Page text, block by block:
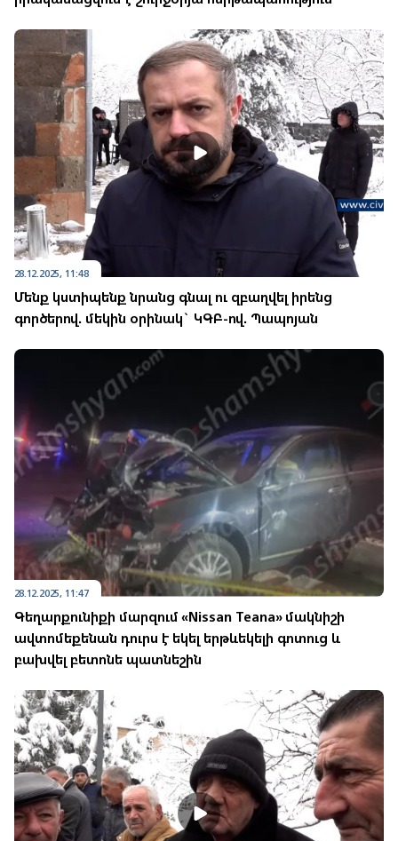
28.12.2025, 11:48
Մենք կստիպենք նրանց գնալ ու զբաղվել իրենց
գործերով. մեկին օրինակ` ԿԳԲ-ով. Պապոյան
28.12.2025, 11:47
Գեղարքունիքի մարզում «Nissan Teana» մակնիշի
ավտոմեքենան դուրս է եկել երթևեկելի գոտուց և
բախվել բետոնե պատնեշին